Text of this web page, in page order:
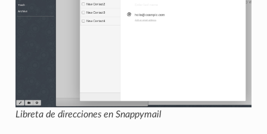
Libreta de direcciones en Snappymail